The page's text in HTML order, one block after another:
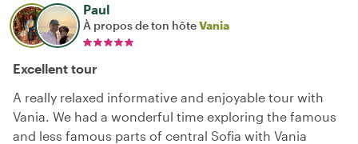
Paul
À propos de ton hôteVania
Excellent tour
A really relaxed informative and enjoyable tour with
Vania. We had a wonderful time exploring the famous
and less famous parts of central Sofia with Vania